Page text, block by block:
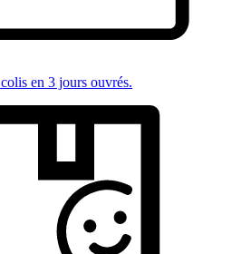
en 3 jours ouvrés.